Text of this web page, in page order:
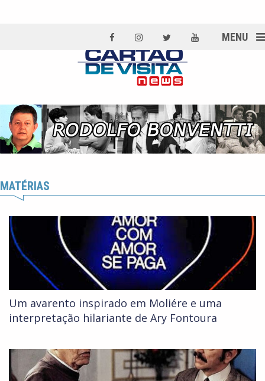
MENU
MATÉRIAS
Um avarento inspirado em Moliére e uma
interpretação hilariante de Ary Fontoura